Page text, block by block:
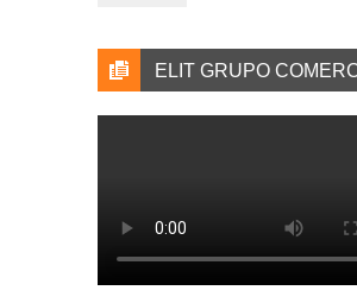
ELIT GRUPO